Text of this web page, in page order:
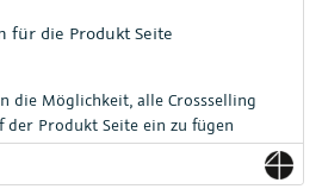
für die Produkt Seite
die Möglichkeit, alle Crossselling
Produkt Seite ein zu fügen